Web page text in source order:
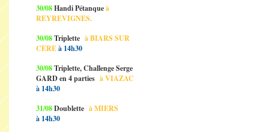
30/08Handi Pétanqueà
REYREVIGNES.
30/08Triplette à BIARS SUR
CEREà 14h30
30/08Triplette, Challenge Serge
GARD en 4 parties à VIAZAC
à 14h30
31/08Doublette à MIERS
à 14h30